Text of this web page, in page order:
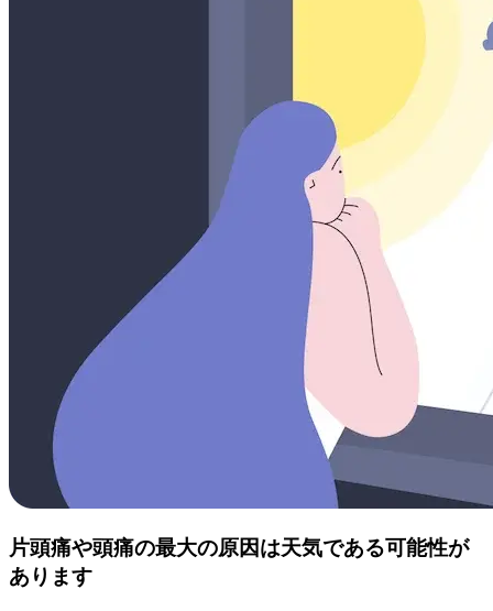
片頭痛や頭痛の最大の原因は天気である可能性が
あります